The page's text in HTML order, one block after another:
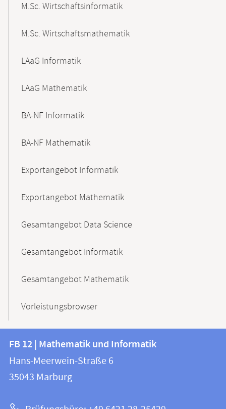
M.Sc. Wirtschaftsinformatik
M.Sc. Wirtschaftsmathematik
LAaG Informatik
LAaG Mathematik
BA-NF Informatik
BA-NF Mathematik
Exportangebot Informatik
Exportangebot Mathematik
Gesamtangebot Data Science
Gesamtangebot Informatik
Gesamtangebot Mathematik
Vorleistungsbrowser
Kontakt
und
Informationen
FB
12
|
FB 12 | Mathematik und Informatik
Hans-Meerwein-Straße 6
35043 Marburg